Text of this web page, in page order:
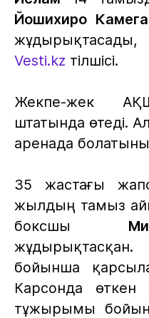
Йошихиро
Vesti.kz тілшісі.
Жекпе-жек
штатында өтеді.
аренада болатыны
35 жастағы
жылдың тамыз
боксшы
бойынша
Карсонда өткен
тұжырымы